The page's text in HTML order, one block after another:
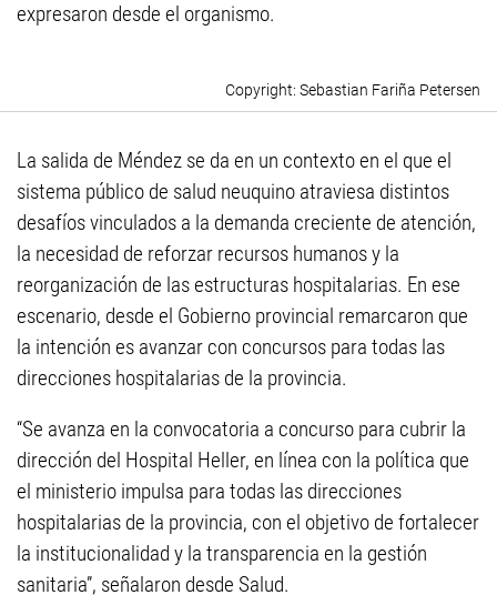
expresaron desde el organismo.
Sebastian Fariña Petersen
La salida de Méndez se da en un contexto en el que el
sistema público de salud neuquino atraviesa distintos
desafíos vinculados a la demanda creciente de atención,
la necesidad de reforzar recursos humanos y la
reorganización de las estructuras hospitalarias. En ese
escenario, desde el Gobierno provincial remarcaron que
la intención es avanzar con concursos para todas las
direcciones hospitalarias de la provincia.
“Se avanza en la convocatoria a concurso para cubrir la
dirección del Hospital Heller, en línea con la política que
el ministerio impulsa para todas las direcciones
hospitalarias de la provincia, con el objetivo de fortalecer
la institucionalidad y la transparencia en la gestión
sanitaria”, señalaron desde Salud.